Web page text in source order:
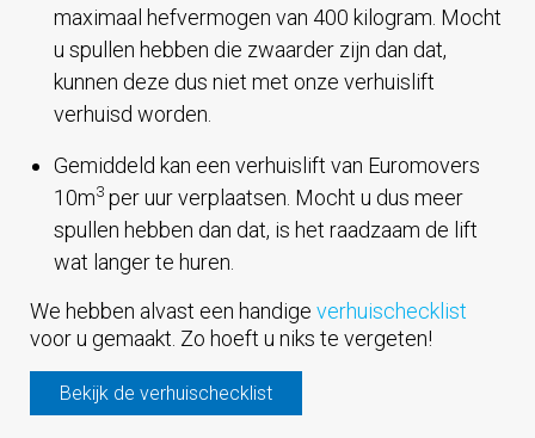
maximaal hefvermogen van 400 kilogram. Mocht
u spullen hebben die zwaarder zijn dan dat,
kunnen deze dus niet met onze verhuislift
verhuisd worden.
Gemiddeld kan een verhuislift van Euromovers
10m3 per uur verplaatsen. Mocht u dus meer
spullen hebben dan dat, is het raadzaam de lift
wat langer te huren.
We hebben alvast een handige verhuischecklist
voor u gemaakt. Zo hoeft u niks te vergeten!
Bekijk de verhuischecklist